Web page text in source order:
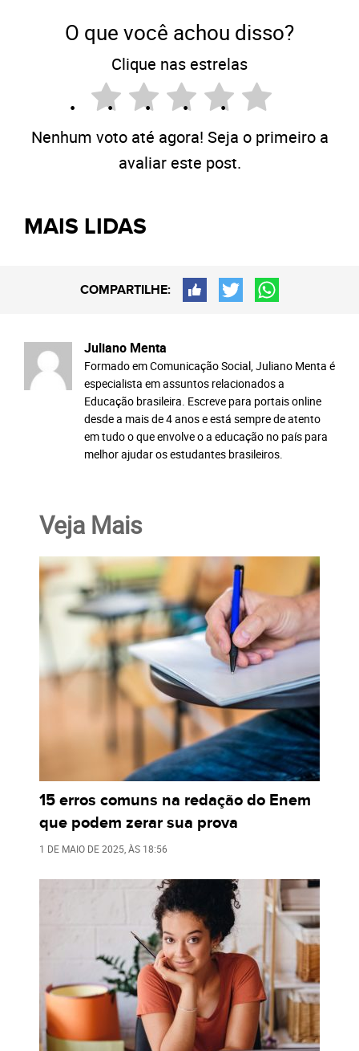
O que você achou disso?
Clique nas estrelas
Nenhum voto até agora! Seja o primeiro a
avaliar este post.
MAIS LIDAS
COMPARTILHE:
Juliano Menta
Formado em Comunicação Social, Juliano Menta é
especialista em assuntos relacionados a
Educação brasileira. Escreve para portais online
desde a mais de 4 anos e está sempre de atento
em tudo o que envolve o a educação no país para
melhor ajudar os estudantes brasileiros.
Veja Mais
15 erros comuns na redação do Enem
que podem zerar sua prova
1 DE MAIO DE 2025 , ÀS 18:56